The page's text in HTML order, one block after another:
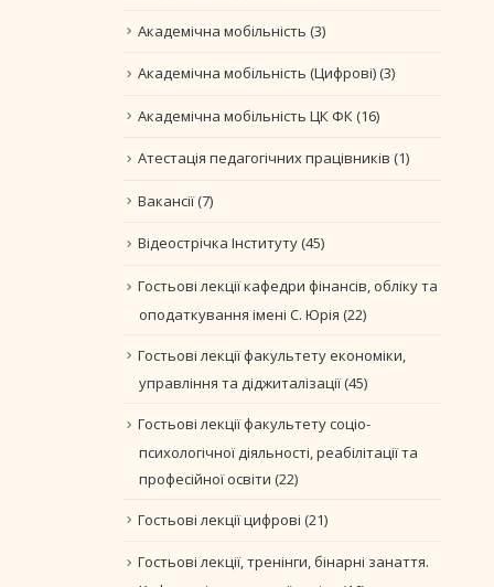
Академічна мобільність (3)
Академічна мобільність (Цифрові)(3)
Академічна мобільність ЦК ФК(16)
Атестація педагогічних працівників (1)
Вакансії(7)
Відеострічка Інституту(45)
Гостьові лекції кафедри фінансів, обліку та
оподаткування імені С. Юрія (22)
Гостьові лекції факультету економіки,
управління та діджиталізації(45)
Гостьові лекції факультету соціо-
психологічної діяльності, реабілітації та
професійної освіти (22)
Гостьові лекції цифрові (21)
Гостьові лекції, тренінги, бінарні занаття.